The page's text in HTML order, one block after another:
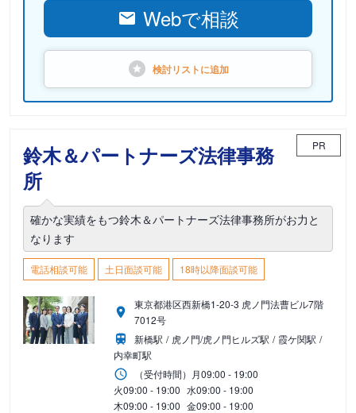
Webで相談
検討リストに追加
鈴木＆パートナーズ法律事務
所
PR
確かな実績をもつ鈴木＆パートナーズ法律事務所がお力と
なります
電話相談可能 土日面談可能 18時以降面談可能
東京都港区西新橋1-20-3 虎ノ門法曹ビル7階
7012号
新橋駅
虎ノ門/虎ノ門ヒルズ駅
霞ケ関駅
内幸町駅
（受付時間） 月09:00 - 19:00
火09:00 - 19:00 水09:00 - 19:00
木09:00 - 19:00 金09:00 - 19:00